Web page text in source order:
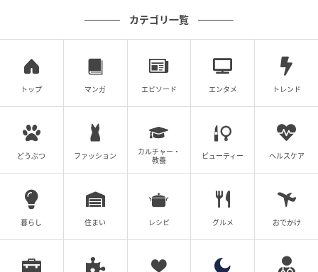
興味があるもので作るのがオススメです！ポケモン
書いてもらってもいいと思います！
手作りカルタのいいところは、作って終わりではなく
て、みんなで遊べること。手作りカルタを持って、家
族旅行やおばあちゃんの家に帰省をしていました。
「このカルタ、僕が考えて作ったよ！」とおばあちゃ
んに自慢して褒めてもらって嬉しそうな姿を見るの
も、親としては嬉しい時間でした。カルタならルール
がシンプルだから、親戚みんなで遊べるのもよかった
カテゴリ一覧
トップ マンガ エピソード エンタメ トレンド
どうぶつ ファッション
カルチャー・
教養
ビューティー ヘルスケア
暮らし 住まい レシピ グルメ おでかけ